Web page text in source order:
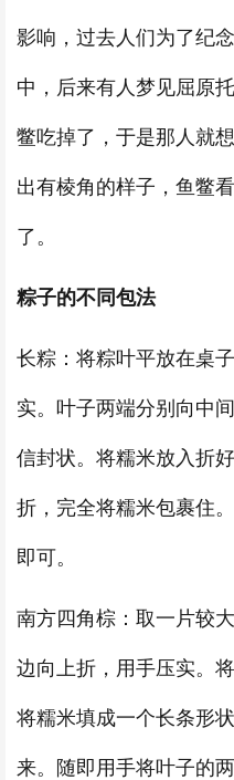
影响，过去人们为了纪
中，后来有人梦见屈原
鳖吃掉了，于是那人就
出有棱角的样子，鱼鳖
了。
粽子的不同包法
长粽：将粽叶平放在桌
实。叶子两端分别向中
信封状。将糯米放入折
折，完全将糯米包裹住
即可。
南方四角棕：取一片较
边向上折，用手压实。
将糯米填成一个长条形
来。随即用手将叶子的